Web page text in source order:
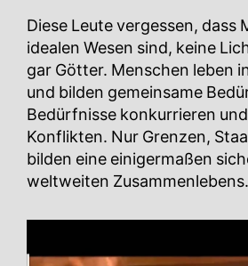
Diese Leute vergessen, dass
idealen Wesen sind, keine
gar Götter. Menschen leben
und bilden gemeinsame
Bedürfnisse konkurrieren
Konflikten. Nur Grenzen,
bilden eine einigermaßen
weltweiten Zusammenlebens.